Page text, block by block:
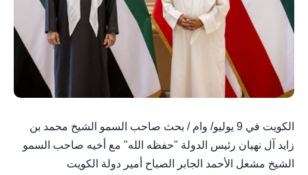
الكويت في 9 يوليو/ وام / بحث صاحب السمو الشيخ محمد بن
زايد آل نهيان رئيس الدولة "حفظه الله" مع أخيه صاحب السمو
الشيخ مشعل الأحمد الجابر الصباح أمير دولة الكويت